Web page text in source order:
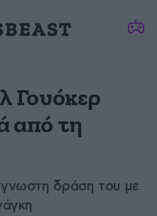
Γουόκερ
από τη
δράση του με